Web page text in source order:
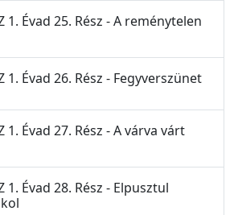
1. Évad 25. Rész - A reménytelen
1. Évad 26. Rész - Fegyverszünet
1. Évad 27. Rész - A várva várt
1. Évad 28. Rész - Elpusztul